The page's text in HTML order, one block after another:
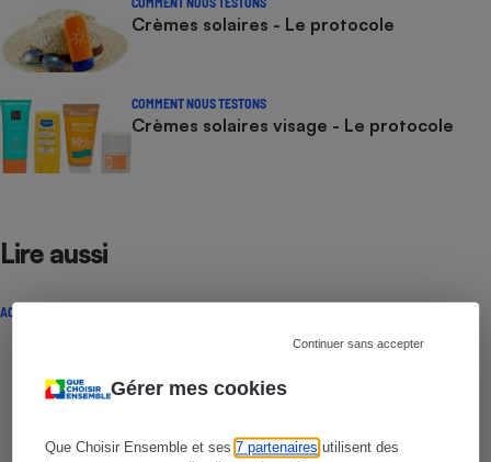
Gérer mes cookies
Que Choisir Ensemble et ses7 partenaires utilisent des
Continuer sans accepter
Crèmes solaires - Le protocole
COMMENT NOUS TESTONS
Crèmes solaires visage - Le protocole
Lire aussi
ACTUALITÉ